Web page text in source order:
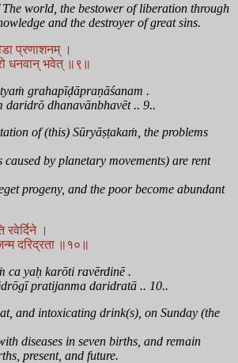
world, the bestower of liberation through
and the destroyer of great sins.
प्रणाशनम् ।
धनवान् भवेत् ॥९॥
grahapīḍāpraṇāśanam .
daridrō dhanavānbhavēt .. 9..
of (this) Sūryāṣṭakaṁ, the problems
by planetary movements) are rent
progeny, and the poor become abundant
।
दरिद्रता ॥१०॥
ca yaḥ karōti ravērdinē .
pratijanma daridratā .. 10..
and intoxicating drink(s), on Sunday (the
diseases in seven births, and remain
present, and future.